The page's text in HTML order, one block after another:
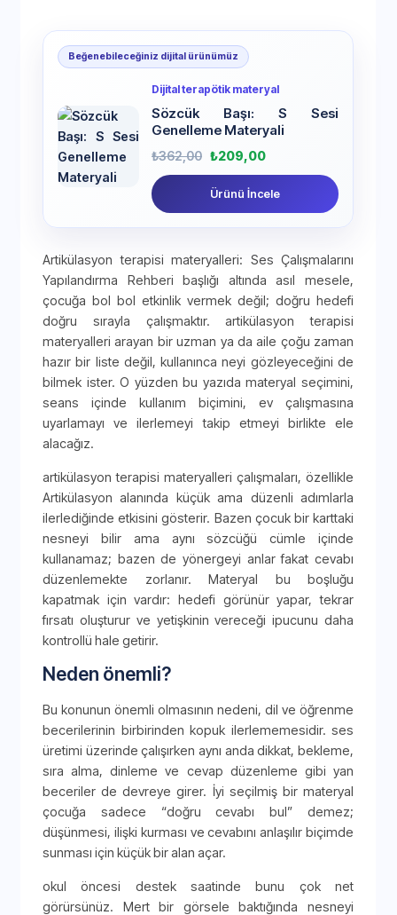
Beğenebileceğiniz dijital ürünümüz
Dijital terapötik materyal
Sözcük Başı: S Sesi
Genelleme Materyali
₺362,00 ₺209,00
Ürünü İncele
Artikülasyon terapisi materyalleri: Ses Çalışmalarını
Yapılandırma Rehberi başlığı altında asıl mesele,
çocuğa bol bol etkinlik vermek değil; doğru hedefi
doğru sırayla çalışmaktır. artikülasyon terapisi
materyalleri arayan bir uzman ya da aile çoğu zaman
hazır bir liste değil, kullanınca neyi gözleyeceğini de
bilmek ister. O yüzden bu yazıda materyal seçimini,
seans içinde kullanım biçimini, ev çalışmasına
uyarlamayı ve ilerlemeyi takip etmeyi birlikte ele
alacağız.
artikülasyon terapisi materyalleri çalışmaları, özellikle
Artikülasyon alanında küçük ama düzenli adımlarla
ilerlediğinde etkisini gösterir. Bazen çocuk bir karttaki
nesneyi bilir ama aynı sözcüğü cümle içinde
kullanamaz; bazen de yönergeyi anlar fakat cevabı
düzenlemekte zorlanır. Materyal bu boşluğu
kapatmak için vardır: hedefi görünür yapar, tekrar
fırsatı oluşturur ve yetişkinin vereceği ipucunu daha
kontrollü hale getirir.
Neden önemli?
Bu konunun önemli olmasının nedeni, dil ve öğrenme
becerilerinin birbirinden kopuk ilerlememesidir. ses
üretimi üzerinde çalışırken aynı anda dikkat, bekleme,
sıra alma, dinleme ve cevap düzenleme gibi yan
beceriler de devreye girer. İyi seçilmiş bir materyal
çocuğa sadece “doğru cevabı bul” demez;
düşünmesi, ilişki kurması ve cevabını anlaşılır biçimde
sunması için küçük bir alan açar.
okul öncesi destek saatinde bunu çok net
görürsünüz. Mert bir görsele baktığında nesneyi